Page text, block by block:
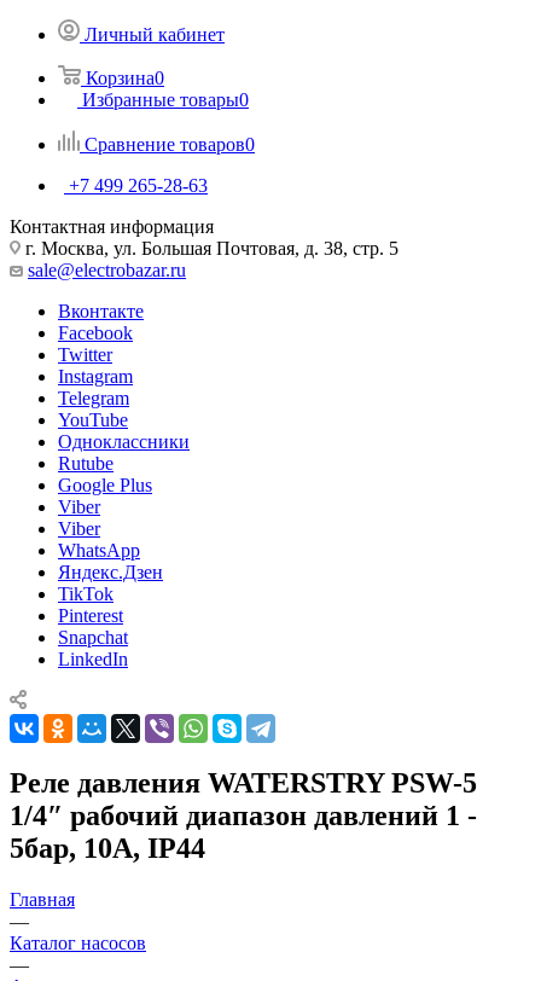
Личный кабинет
Корзина0
Избранные товары0
Сравнение товаров0
+7 499 265-28-63
Контактная информация
г. Москва, ул. Большая Почтовая, д. 38, стр. 5
sale@electrobazar.ru
Вконтакте
Facebook
Twitter
Instagram
Telegram
YouTube
Одноклассники
Rutube
Google Plus
Viber
Viber
WhatsApp
Яндекс.Дзен
TikTok
Pinterest
Snapchat
LinkedIn
Реле давления WATERSTRY PSW-5
1/4″ рабочий диапазон давлений 1 -
5бар, 10А, IP44
Главная
—
Каталог насосов
—